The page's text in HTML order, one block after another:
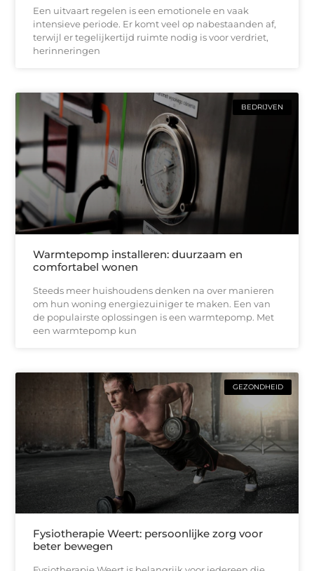
Een uitvaart regelen is een emotionele en vaak
intensieve periode. Er komt veel op nabestaanden af,
terwijl er tegelijkertijd ruimte nodig is voor verdriet,
herinneringen
BEDRIJVEN
Warmtepomp installeren: duurzaam en
comfortabel wonen
Steeds meer huishoudens denken na over manieren
om hun woning energiezuiniger te maken. Een van
de populairste oplossingen is een warmtepomp. Met
een warmtepomp kun
GEZONDHEID
Fysiotherapie Weert: persoonlijke zorg voor
beter bewegen